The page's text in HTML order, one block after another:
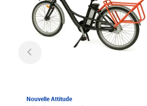
Nouvelle Attitude